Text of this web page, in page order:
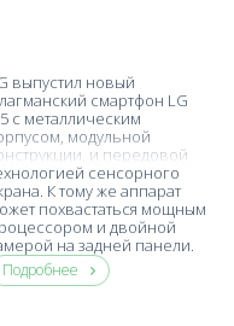
выпустил новый
смартфон LG
с металлическим
модульной
и передовой
сенсорного
К тому же аппарат
похвастаться мощным
и двойной
на задней панели.
Подробнее